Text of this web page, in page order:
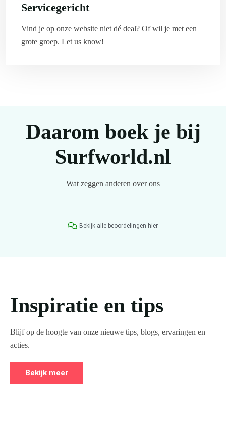
Servicegericht
Vind je op onze website niet dé deal? Of wil je met een
grote groep. Let us know!
Daarom boek je bij
Surfworld.nl
Wat zeggen anderen over ons
Bekijk alle beoordelingen hier
Inspiratie en tips
Blijf op de hoogte van onze nieuwe tips, blogs, ervaringen en
acties.
Bekijk meer